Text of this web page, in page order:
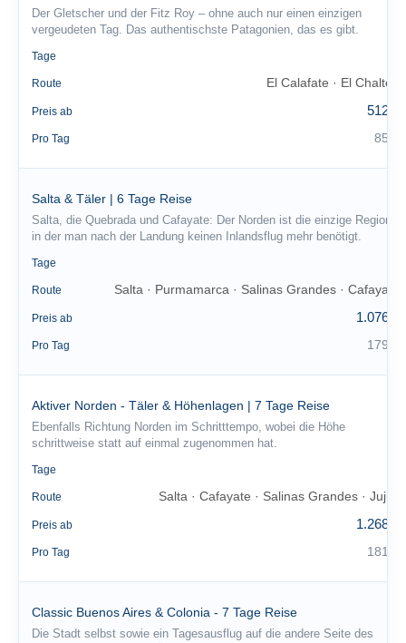
Der Gletscher und der Fitz Roy – ohne auch nur einen einzigen
vergeudeten Tag. Das authentischste Patagonien, das es gibt.
Tage
Route El Calafate · El Chaltén
Preis ab 512 €
Pro Tag 85 €
Salta & Täler | 6 Tage Reise
Salta, die Quebrada und Cafayate: Der Norden ist die einzige Region,
in der man nach der Landung keinen Inlandsflug mehr benötigt.
Tage
Route Salta · Purmamarca · Salinas Grandes · Cafayate
Preis ab 1.076 €
Pro Tag 179 €
Aktiver Norden - Täler & Höhenlagen | 7 Tage Reise
Ebenfalls Richtung Norden im Schritttempo, wobei die Höhe
schrittweise statt auf einmal zugenommen hat.
Tage
Route Salta · Cafayate · Salinas Grandes · Jujuy
Preis ab 1.268 €
Pro Tag 181 €
Classic Buenos Aires & Colonia - 7 Tage Reise
Die Stadt selbst sowie ein Tagesausflug auf die andere Seite des